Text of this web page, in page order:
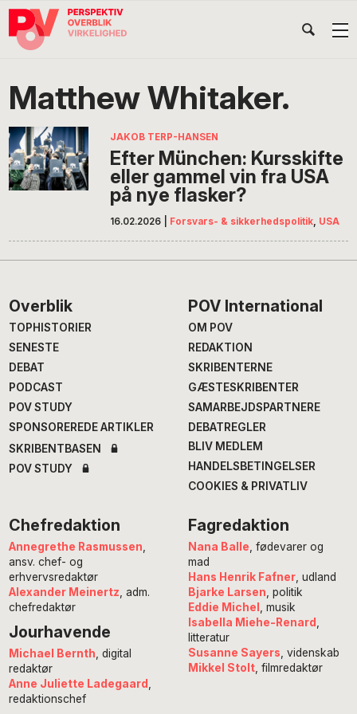
Gå
direkte
navigation
Skip
indhold
Gå
direkte
POV
International
Matthew Whitaker.
JAKOB TERP-HANSEN
Efter München: Kursskifte
eller gammel vin fra USA
på nye flasker?
16.02.2026 Forsvars- & sikkerhedspolitik, USA
Footer
Overblik
TOPHISTORIER
SENESTE
DEBAT
PODCAST
POV STUDY
SPONSOREREDE ARTIKLER
SKRIBENTBASEN
POV STUDY
POV International
OM POV
REDAKTION
SKRIBENTERNE
GÆSTESKRIBENTER
SAMARBEJDSPARTNERE
DEBATREGLER
BLIV MEDLEM
HANDELSBETINGELSER
COOKIES & PRIVATLIV
Chefredaktion
Annegrethe Rasmussen
ansv. chef- og
erhvervsredaktør
Alexander Meinertz , adm.
chefredaktør
Jourhavende
Michael Bernth , digital
redaktør
Anne Juliette Ladegaard
redaktionschef
Fagredaktion
Nana Balle , fødevarer og
mad
Hans Henrik Fafner, udland
Bjarke Larsen , politik
Eddie Michel
, musik
Isabella Miehe-Renard
litteratur
Susanne Sayers , videnskab
Mikkel Stolt, filmredaktør